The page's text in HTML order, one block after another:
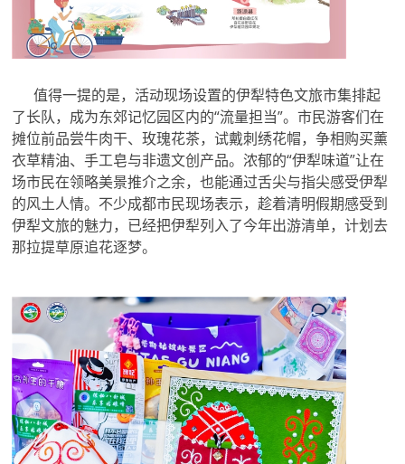
值得一提的是，活动现场设置的伊犁特色文旅市集排起
了长队，成为东郊记忆园区内的“流量担当”。市民游客们在
摊位前品尝牛肉干、玫瑰花茶，试戴刺绣花帽，争相购买薰
衣草精油、手工皂与非遗文创产品。浓郁的“伊犁味道”让在
场市民在领略美景推介之余，也能通过舌尖与指尖感受伊犁
的风土人情。不少成都市民现场表示，趁着清明假期感受到
伊犁文旅的魅力，已经把伊犁列入了今年出游清单，计划去
那拉提草原追花逐梦。